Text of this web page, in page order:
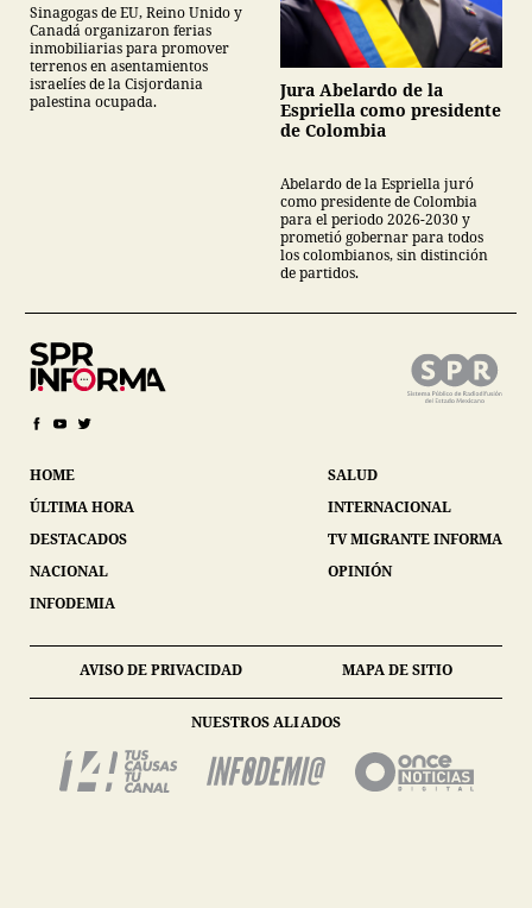
Sinagogas de EU, Reino Unido y
Canadá organizaron ferias
inmobiliarias para promover
terrenos en asentamientos
israelíes de la Cisjordania
palestina ocupada.
Jura Abelardo de la
Espriella como presidente
de Colombia
Abelardo de la Espriella juró
como presidente de Colombia
para el periodo 2026-2030 y
prometió gobernar para todos
los colombianos, sin distinción
de partidos.
HOME
ÚLTIMA HORA
DESTACADOS
NACIONAL
INFODEMIA
SALUD
INTERNACIONAL
TV MIGRANTE INFORMA
OPINIÓN
AVISO DE PRIVACIDAD MAPA DE SITIO
NUESTROS ALIADOS